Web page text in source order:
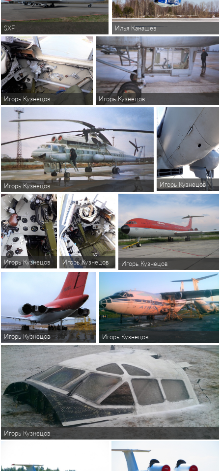
SXF Илья Канашев
Игорь Кузнецов Игорь Кузнецов
Игорь Кузнецов Игорь Кузнецов
Игорь Кузнецов Игорь Кузнецов Игорь Кузнецов
Игорь Кузнецов Игорь Кузнецов
Игорь Кузнецов